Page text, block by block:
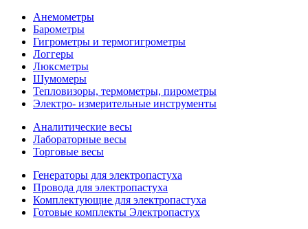
Анемометры
Барометры
Гигрометры и термогигрометры
Логгеры
Люксметры
Шумомеры
Тепловизоры, термометры, пирометры
Электро- измерительные инструменты
Аналитические весы
Лабораторные весы
Торговые весы
Генераторы для электропастуха
Провода для электропастуха
Комплектующие для электропастуха
Готовые комплекты Электропастух